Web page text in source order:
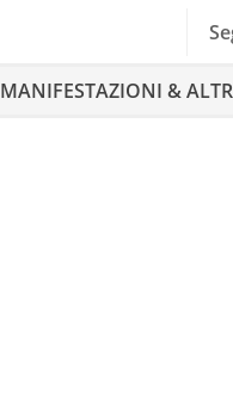
MANIFESTAZIONI &